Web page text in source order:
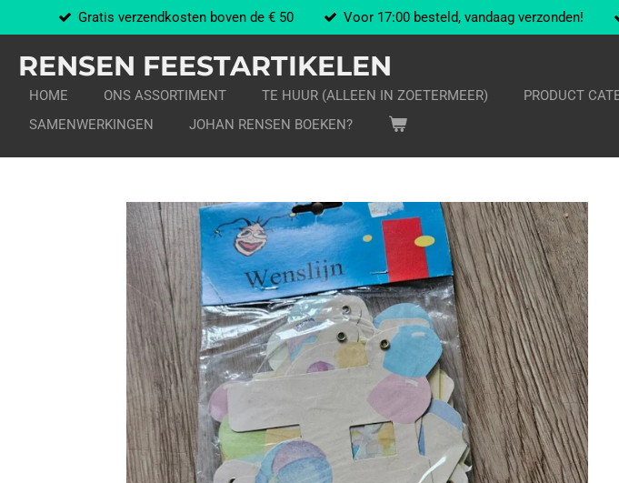
direct
naar
de
hoofdinhoud
Gratis verzendkosten boven de € 50 Voor 17:00 besteld, vandaag verzonden!
RENSEN FEESTARTIKELEN
HOME ONS ASSORTIMENT TE HUUR (ALLEEN IN ZOETERMEER) PRODUCT
SAMENWERKINGEN
JOHAN RENSEN BOEKEN?